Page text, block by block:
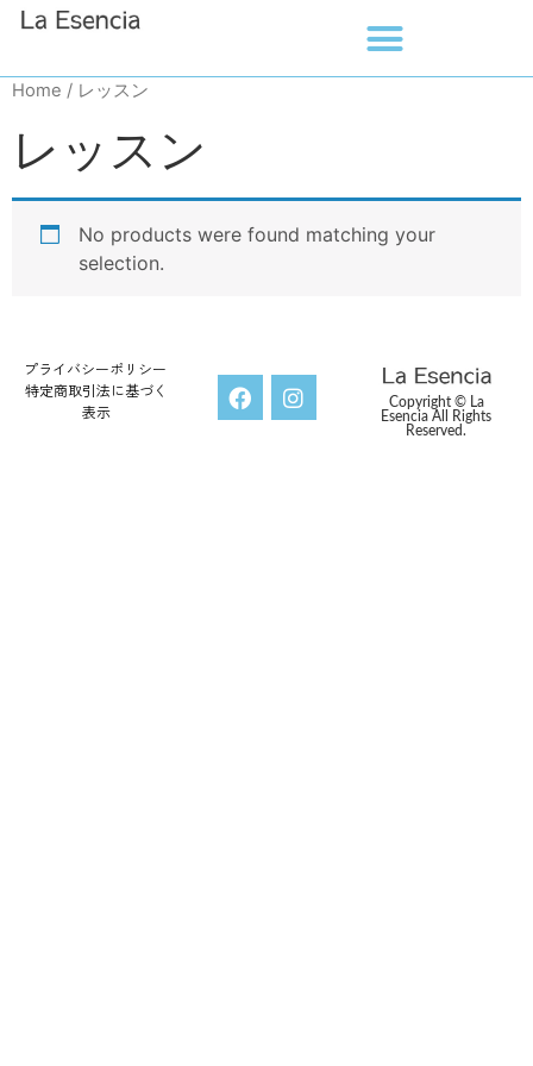
Home / レッスン
レッスン
No products were found matching your
selection.
プライバシーポリシー
特定商取引法に基づく
表示
Copyright © La
Esencia All Rights
Reserved.